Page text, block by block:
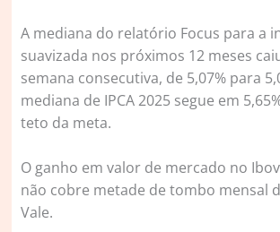
A mediana do relatório Focus para a
suavizada nos próximos 12 meses
semana consecutiva, de 5,07% para
mediana de IPCA 2025 segue em
teto da meta.
O ganho em valor de mercado no
não cobre metade de tombo mensal
Vale.